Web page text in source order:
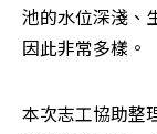
池的水位深淺、
因此非常多樣。
本次志工協助整